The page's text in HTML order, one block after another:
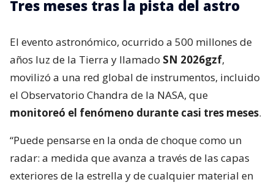
Tres meses tras la pista del astro
El evento astronómico, ocurrido a 500 millones de
años luz de la Tierra y llamado SN 2026gzf,
movilizó a una red global de instrumentos, incluido
el Observatorio Chandra de la NASA, que
monitoreó el fenómeno durante casi tres meses.
“Puede pensarse en la onda de choque como un
radar: a medida que avanza a través de las capas
exteriores de la estrella y de cualquier material en